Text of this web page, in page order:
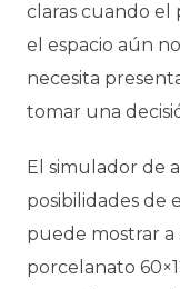
claras cuando el
el espacio aún
necesita
tomar una
El simulador de
posibilidades de
puede mostrar a
porcelanato